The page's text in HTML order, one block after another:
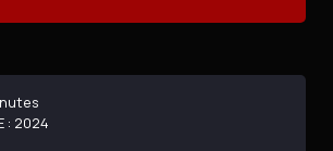
: 2024